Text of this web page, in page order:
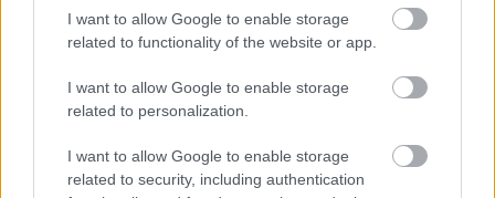
I want to allow Google to enable storage
related to functionality of the website or app.
I want to allow Google to enable storage
related to personalization.
I want to allow Google to enable storage
related to security, including authentication
μεταλλικό σωληνάκι υψηλής πίεσης), η οποία
συνεργάζεται τέλεια με ατσάλινο δίσκο διαμέτρου 300
μεγαλύτερη χωρητικότητα στην κατηγορία τους (14,5